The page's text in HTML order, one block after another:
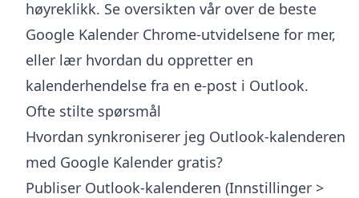
høyreklikk. Se oversikten vår over de beste
Google Kalender Chrome-utvidelsene for mer,
eller lær hvordan du oppretter en
kalenderhendelse fra en e-post i Outlook.
Ofte stilte spørsmål
Hvordan synkroniserer jeg Outlook-kalenderen
med Google Kalender gratis?
Publiser Outlook-kalenderen (Innstillinger >